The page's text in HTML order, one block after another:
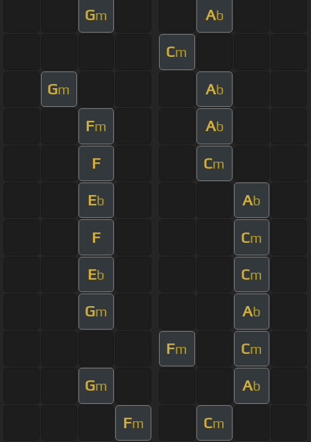
Gm Ab
Cm
Gm Ab
Fm Ab
F Cm
Eb Ab
F Cm
Eb Cm
Gm Ab
Fm Cm
Gm Ab
Fm Cm